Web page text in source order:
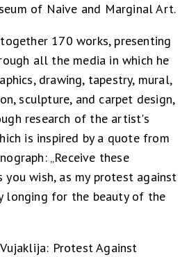
of Naive and Marginal Art.
170 works, presenting
all the media in which he
drawing, tapestry, mural,
sculpture, and carpet design,
research of the artist's
is inspired by a quote from
„Receive these
you wish, as my protest against
longing for the beauty of the
Protest Against